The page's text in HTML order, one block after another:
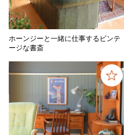
ホーンジーと一緒に仕事するビンテ
ージな書斎